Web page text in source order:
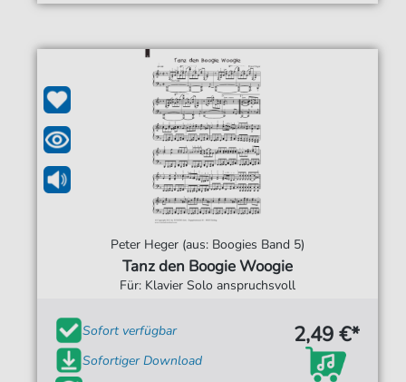
Peter Heger (aus: Boogies Band 5)
Tanz den Boogie Woogie
Für: Klavier Solo anspruchsvoll
Sofort verfügbar
Sofortiger Download
2,49 €*